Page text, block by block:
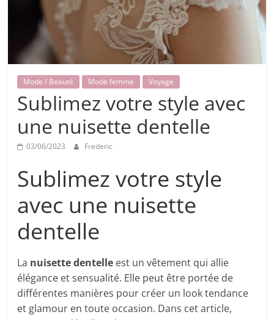
Mode / Beauté Mode femme Voyage
Sublimez votre style avec
une nuisette dentelle
03/06/2023 Frederic
Sublimez votre style
avec une nuisette
dentelle
La nuisette dentelle est un vêtement qui allie
élégance et sensualité. Elle peut être portée de
différentes manières pour créer un look tendance
et glamour en toute occasion. Dans cet article,